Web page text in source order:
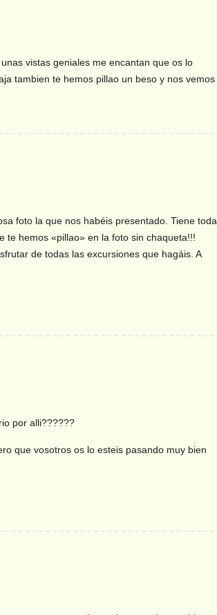
vistas geniales me encantan que os lo
tambien te hemos pillao un beso y nos vemos
foto la que nos habéis presentado. Tiene toda
te hemos «pillao» en la foto sin chaqueta!!!
de todas las excursiones que hagáis. A
por alli??????
que vosotros os lo esteis pasando muy bien